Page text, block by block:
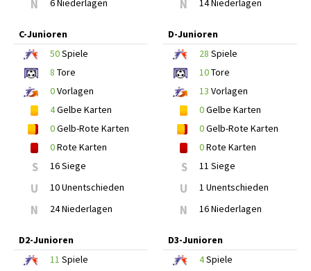
N 6 Niederlagen N 14 Niederlagen
C-Junioren
50Spiele
8 Tore
0Vorlagen
4Gelbe Karten
0Gelb-Rote Karten
0Rote Karten
S 16 Siege
U 10 Unentschieden
N 24 Niederlagen
D-Junioren
28 Spiele
10Tore
13 Vorlagen
0Gelbe Karten
0Gelb-Rote Karten
0Rote Karten
S 11 Siege
U 1 Unentschieden
N 16 Niederlagen
D2-Junioren
11 Spiele
D3-Junioren
4Spiele